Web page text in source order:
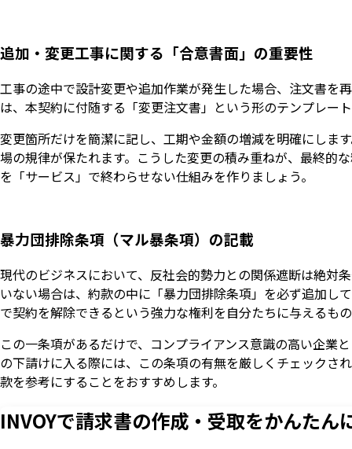
追加・変更工事に関する「合意書面」の重要性
工事の途中で設計変更や追加作業が発生した場合、注文書を
は、本契約に付随する「変更注文書」という形のテンプレー
変更箇所だけを簡潔に記し、工期や金額の増減を明確にしま
場の規律が保たれます。こうした変更の積み重ねが、最終的
を「サービス」で終わらせない仕組みを作りましょう。
暴力団排除条項（マル暴条項）の記載
現代のビジネスにおいて、反社会的勢力との関係遮断は絶対
いない場合は、約款の中に「暴力団排除条項」を必ず追加し
で契約を解除できるという強力な権利を自分たちに与えるも
この一条項があるだけで、コンプライアンス意識の高い企業
の下請けに入る際には、この条項の有無を厳しくチェックさ
款を参考にすることをおすすめします。
INVOYで請求書の作成・ 受取をかんたん